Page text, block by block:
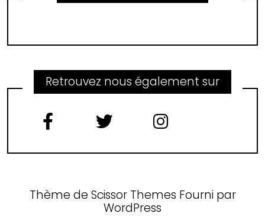
Retrouvez nous également sur
Thème de Scissor Themes Fourni par
WordPress